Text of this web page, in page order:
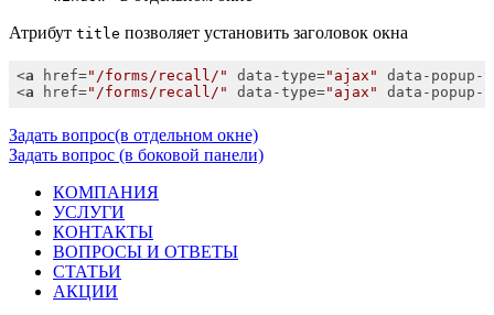
Атрибут title позволяет установить заголовок окна
<a href="/forms/recall/" data-type="ajax"
data-popup-
<a href="/forms/recall/" data-type="ajax" data-popup-
Задать вопрос(в отдельном окне)
Задать вопрос (в боковой панели)
КОМПАНИЯ
УСЛУГИ
КОНТАКТЫ
ВОПРОСЫ И ОТВЕТЫ
СТАТЬИ
АКЦИИ